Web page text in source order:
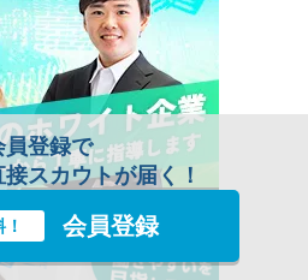
員登録で
スカウトが届く！
会員登録